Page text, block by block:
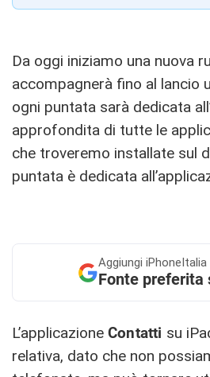
Da oggi iniziamo una nuova
accompagnerà fino al lancio
ogni puntata sarà dedicata
approfondita di tutte le
che troveremo installate sul
puntata è dedicata
Aggiungi
Fonte preferita
L’applicazione Contatti su
relativa, dato che non